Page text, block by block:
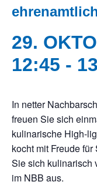
29.
12:45 -
In netter
freuen Sie sich
kulinarische High-
kocht mit Freude
Sie sich kulinarisch
im NBB aus.